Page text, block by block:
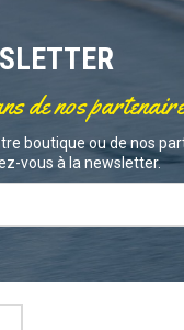
de nos
boutique ou de nos
vous à la newsletter.